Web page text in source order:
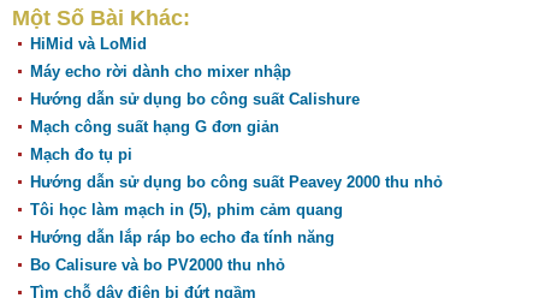
Một Số Bài Khác:
HiMid và LoMid
Máy echo rời dành cho mixer nhập
Hướng dẫn sử dụng bo công suất Calishure
Mạch công suất hạng G đơn giản
Mạch đo tụ pi
Hướng dẫn sử dụng bo công suất Peavey 2000 thu nhỏ
Tôi học làm mạch in (5), phim cảm quang
Hướng dẫn lắp ráp bo echo đa tính năng
Bo Calisure và bo PV2000 thu nhỏ
Tìm chỗ dây điện bị đứt ngầm